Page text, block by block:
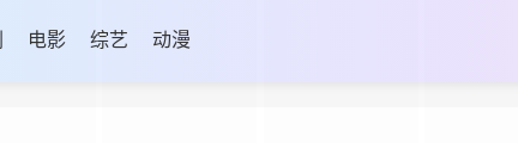
电影 综艺 动漫